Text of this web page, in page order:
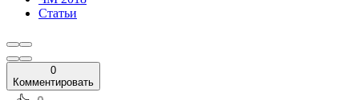
Статьи
0
Комментировать